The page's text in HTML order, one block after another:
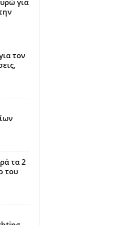
για
τον
τα 2
του